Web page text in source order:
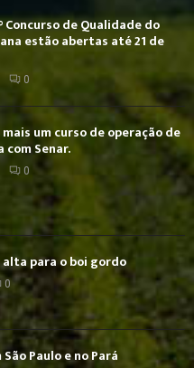
Concurso de Qualidade do
estão abertas até 21 de
0
um curso de operação de
Senar.
0
para o boi gordo
0
Paulo e no Pará